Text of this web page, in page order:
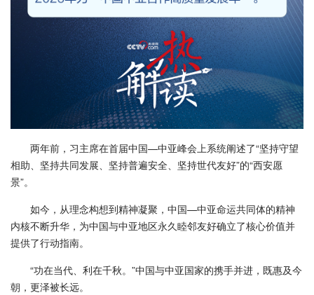
两年前，习主席在首届中国—中亚峰会上系统阐述了“坚持守望
相助、坚持共同发展、坚持普遍安全、坚持世代友好”的“西安愿
景”。
如今，从理念构想到精神凝聚，中国—中亚命运共同体的精神
内核不断升华，为中国与中亚地区永久睦邻友好确立了核心价值并
提供了行动指南。
“功在当代、利在千秋。”中国与中亚国家的携手并进，既惠及今
朝，更泽被长远。